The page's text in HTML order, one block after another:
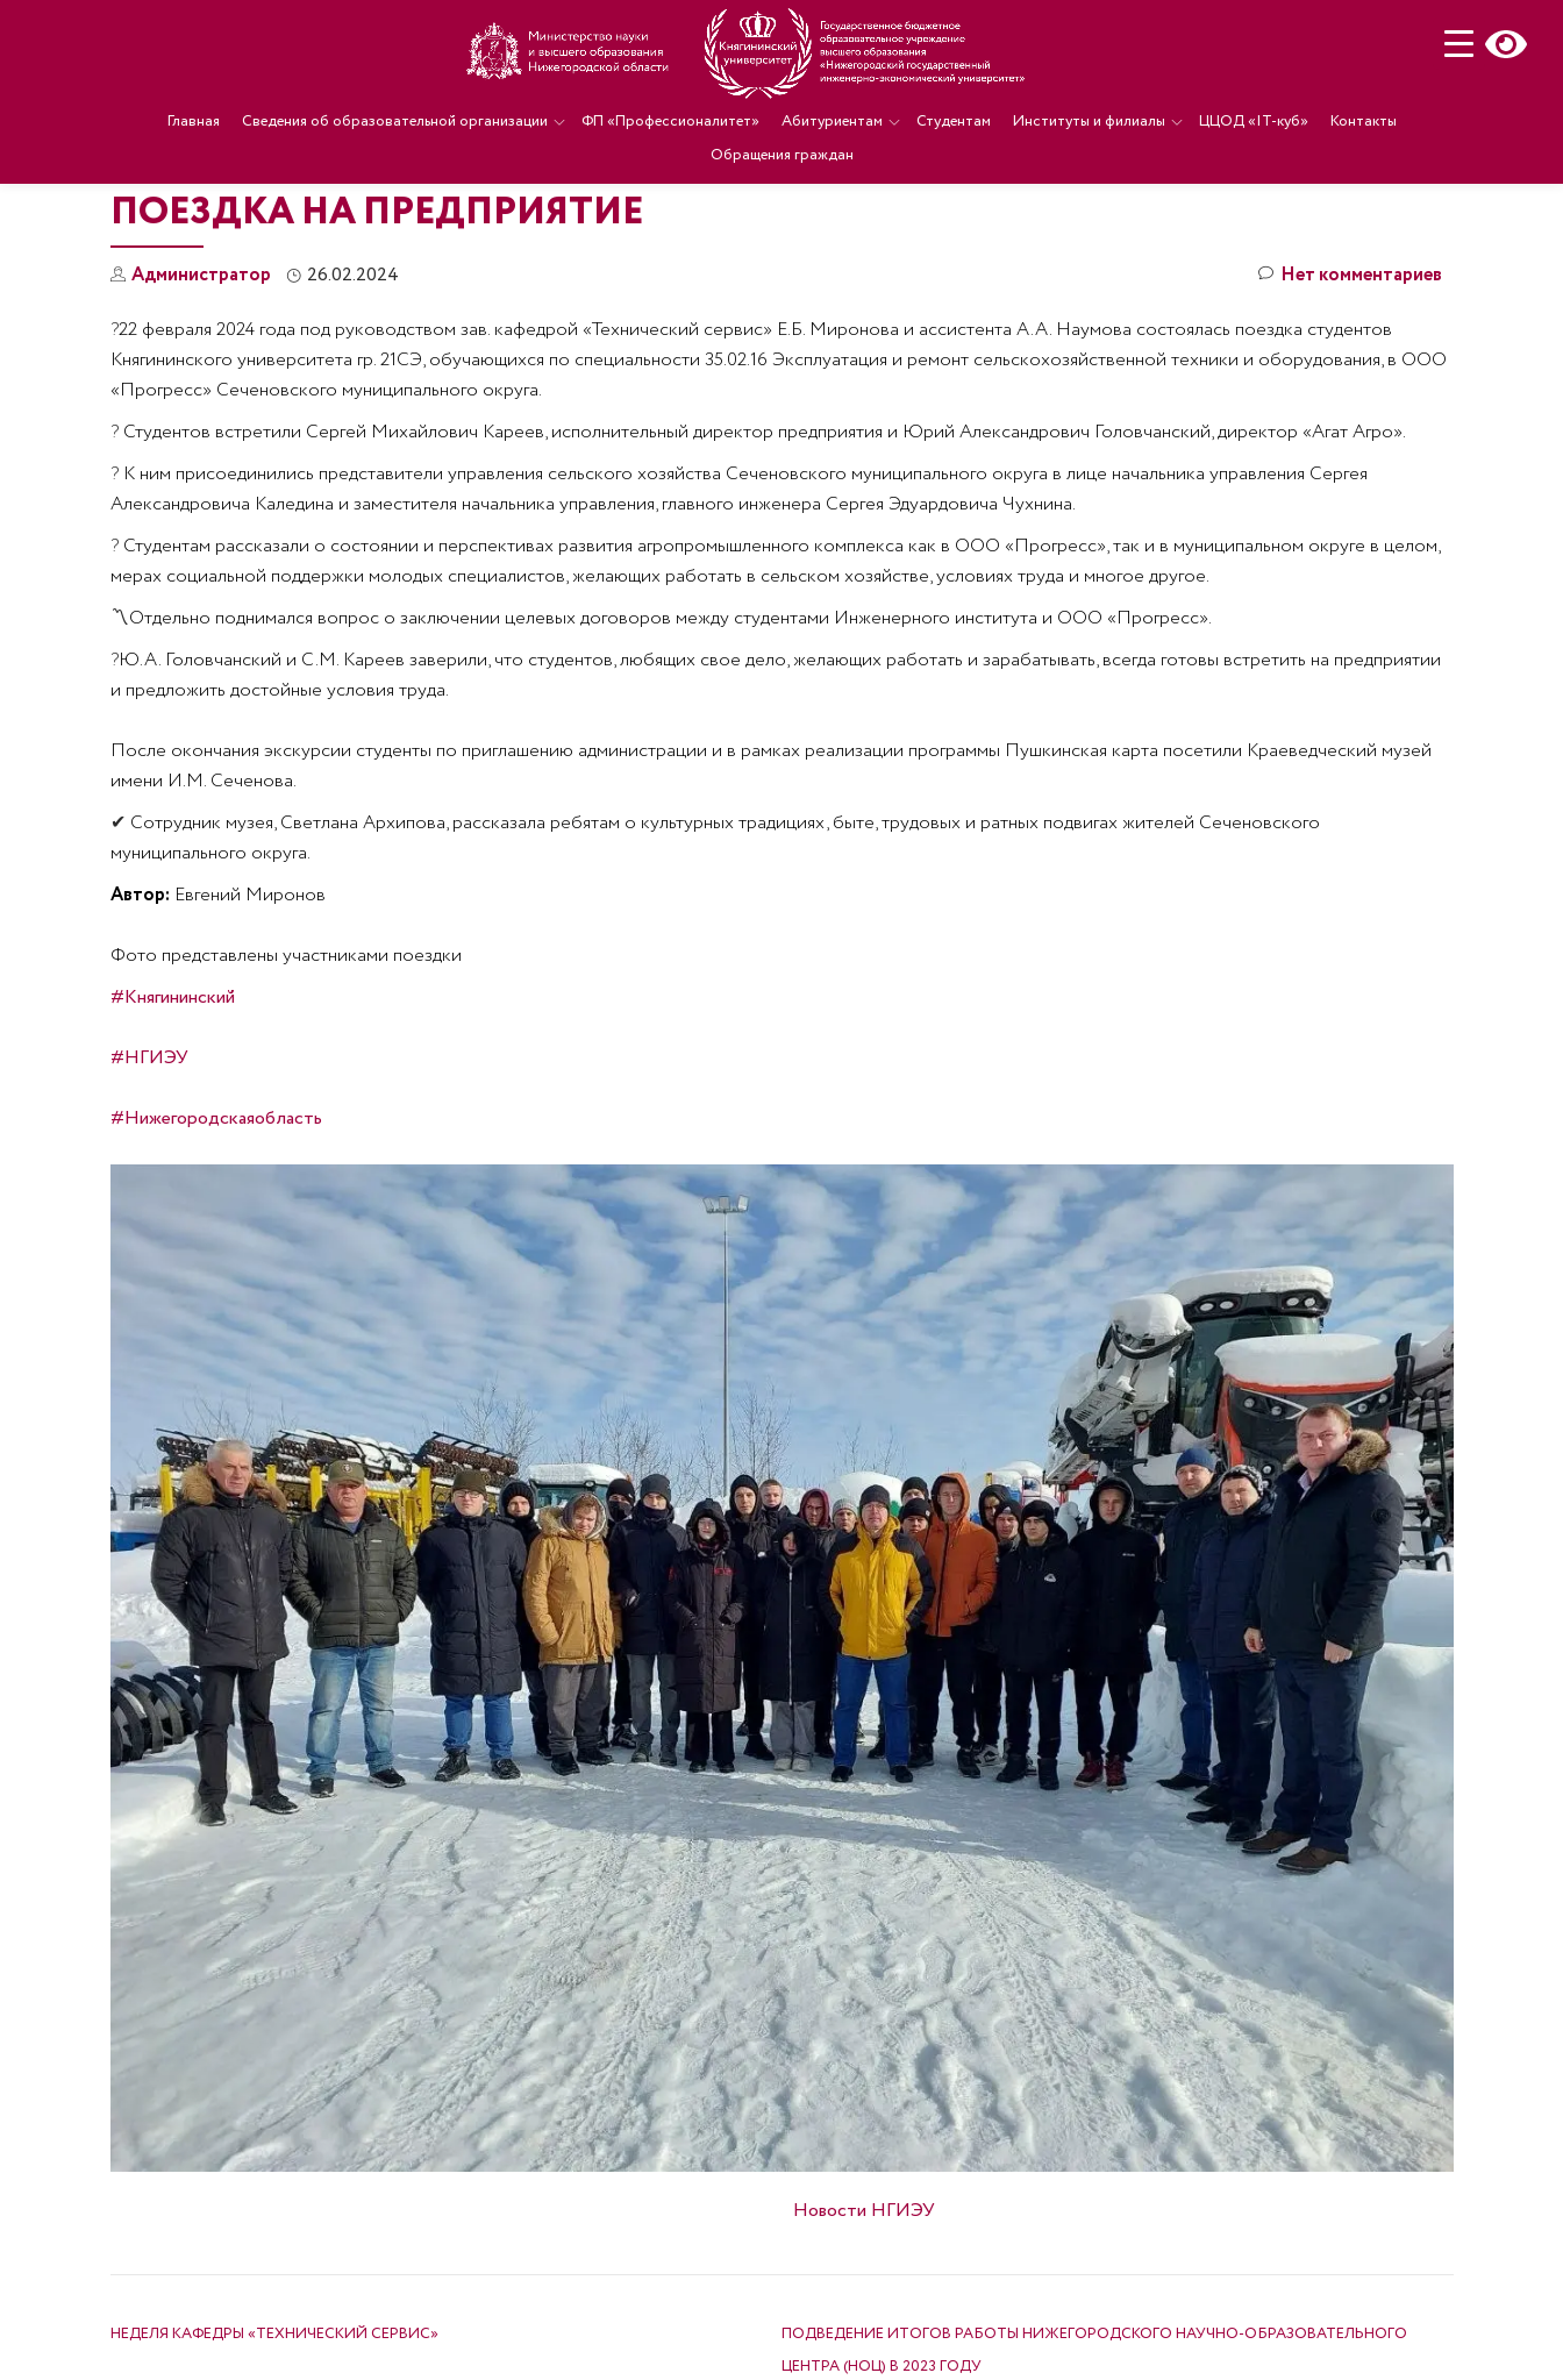
Главная Сведения об образовательной организации ФП «Профессионалитет» Абитуриентам Студентам Институты и филиалы ЦЦОД «IT-куб»
Контакты
Обращения граждан
ПОЕЗДКА НА ПРЕДПРИЯТИЕ
Администратор 26.02.2024 Нет комментариев
?22 февраля 2024 года под руководством зав. кафедрой «Технический сервис» Е.Б. Миронова и ассистента А.А. Наумова состоялась поездка студентов
Княгининского университета гр. 21СЭ, обучающихся по специальности 35.02.16 Эксплуатация и ремонт сельскохозяйственной техники и оборудования, в ООО
«Прогресс» Сеченовского муниципального округа.
?Студентов встретили Сергей Михайлович Кареев, исполнительный директор предприятия и Юрий Александрович Головчанский, директор «Агат Агро».
?К ним присоединились представители управления сельского хозяйства Сеченовского муниципального округа в лице начальника управления Сергея
Александровича Каледина и заместителя начальника управления, главного инженера Сергея Эдуардовича Чухнина.
?Студентам рассказали о состоянии и перспективах развития агропромышленного комплекса как в ООО «Прогресс», так и в муниципальном округе в целом,
мерах социальной поддержки молодых специалистов, желающих работать в сельском хозяйстве, условиях труда и многое другое.
〽Отдельно поднимался вопрос о заключении целевых договоров между студентами Инженерного института и ООО «Прогресс».
?Ю.А. Головчанский и С.М. Кареев заверили, что студентов, любящих свое дело, желающих работать и зарабатывать, всегда готовы встретить на предприятии
и предложить достойные условия труда.
После окончания экскурсии студенты по приглашению администрации и в рамках реализации программы Пушкинская карта посетили Краеведческий музей
имени И.М. Сеченова.
✔ Сотрудник музея, Светлана Архипова, рассказала ребятам о культурных традициях, быте, трудовых и ратных подвигах жителей Сеченовского
муниципального округа.
Автор: Евгений Миронов
Фото представлены участниками поездки
#Княгининский
#НГИЭУ
#Нижегородскаяобласть
Новости НГИЭУ
НЕДЕЛЯ КАФЕДРЫ «ТЕХНИЧЕСКИЙ СЕРВИС»
ПОДВЕДЕНИЕ ИТОГОВ РАБОТЫ НИЖЕГОРОДСКОГО НАУЧНО-ОБРАЗОВАТЕЛЬНОГО
ЦЕНТРА (НОЦ) В 2023 ГОДУ